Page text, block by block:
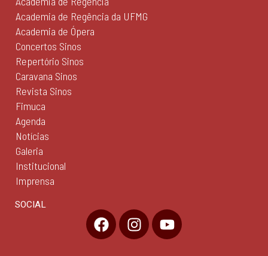
Academia de Regência da UFMG
Academia de Ópera
Concertos Sinos
Repertório Sinos
Caravana Sinos
Revista Sinos
Fimuca
Agenda
Notícias
Galeria
Institucional
Imprensa
SOCIAL